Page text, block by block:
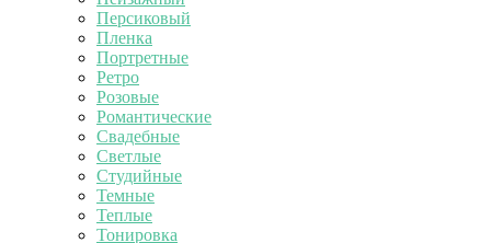
Персиковый
Пленка
Портретные
Ретро
Розовые
Романтические
Свадебные
Светлые
Студийные
Темные
Теплые
Тонировка